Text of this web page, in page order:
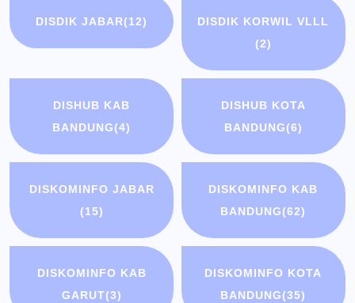
DISDIK JABAR(12)
DISDIK KORWIL VLLL
(2)
DISHUB KAB
BANDUNG(4)
DISHUB KOTA
BANDUNG(6)
DISKOMINFO JABAR
(15)
DISKOMINFO KAB
BANDUNG(62)
DISKOMINFO KAB
GARUT(3)
DISKOMINFO KOTA
BANDUNG(35)